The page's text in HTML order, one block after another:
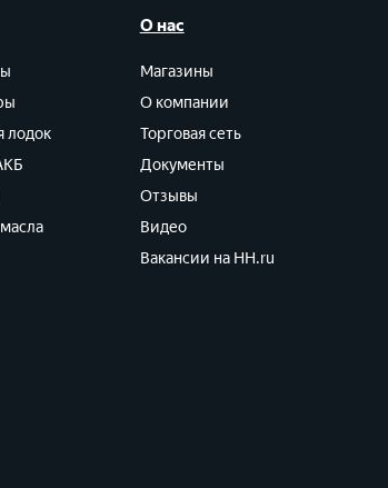
лодок
О нас
Магазины
О компании
Торговая сеть
Документы
Отзывы
Видео
Вакансии на HH.ru